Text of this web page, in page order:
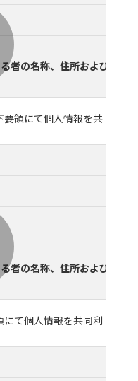
者の名称、住所および代表
領にて個人情報を共
者の名称、住所および代表
て個人情報を共同利